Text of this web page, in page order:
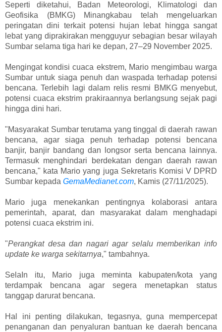
Seperti diketahui, Badan Meteorologi, Klimatologi dan
Geofisika (BMKG) Minangkabau telah mengeluarkan
peringatan dini terkait potensi hujan lebat hingga sangat
lebat yang diprakirakan mengguyur sebagian besar wilayah
Sumbar selama tiga hari ke depan, 27–29 November 2025.
Mengingat kondisi cuaca ekstrem, Mario mengimbau warga
Sumbar untuk siaga penuh dan waspada terhadap potensi
bencana. Terlebih lagi dalam relis resmi BMKG menyebut,
potensi cuaca ekstrim prakiraannya berlangsung sejak pagi
hingga dini hari.
"Masyarakat Sumbar terutama yang tinggal di daerah rawan
bencana, agar siaga penuh terhadap potensi bencana
banjir, banjir bandang dan longsor serta bencana lainnya.
Termasuk menghindari berdekatan dengan daerah rawan
bencana," kata Mario yang juga Sekretaris Komisi V DPRD
Sumbar kepada GemaMedianet.com, Kamis (27/11/2025).
Mario juga menekankan pentingnya kolaborasi antara
pemerintah, aparat, dan masyarakat dalam menghadapi
potensi cuaca ekstrim ini.
"Perangkat desa dan nagari agar selalu memberikan info
update ke warga sekitarnya," tambahnya.
SelaIn itu, Mario juga meminta kabupaten/kota yang
terdampak bencana agar segera menetapkan status
tanggap darurat bencana.
Hal ini penting dilakukan, tegasnya, guna mempercepat
penanganan dan penyaluran bantuan ke daerah bencana